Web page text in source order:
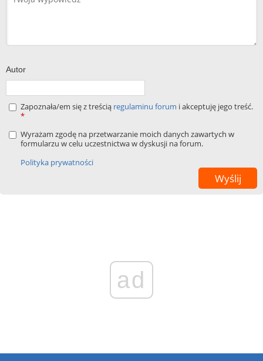
Autor
Zapoznała/em się z treścią regulaminu forum i akceptuję jego treść.
*
Wyrażam zgodę na przetwarzanie moich danych zawartych w
formularzu w celu uczestnictwa w dyskusji na forum.
Polityka prywatności
ad